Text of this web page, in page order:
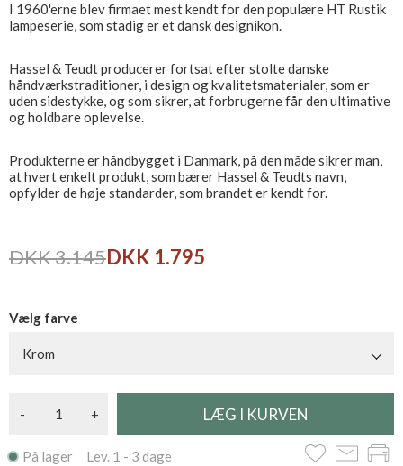
I 1960'erne blev firmaet mest kendt for den populære HT Rustik
lampeserie, som stadig er et dansk designikon.
Hassel & Teudt producerer fortsat efter stolte danske
håndværkstraditioner, i design og kvalitetsmaterialer, som er
uden sidestykke, og som sikrer, at forbrugerne får den ultimative
og holdbare oplevelse.
Produkterne er håndbygget i Danmark, på den måde sikrer man,
at hvert enkelt produkt, som bærer Hassel & Teudts navn,
opfylder de høje standarder, som brandet er kendt for.
DKK 3.145DKK 1.795
Vælg farve
Krom
- +
På lager Lev. 1 - 3 dage